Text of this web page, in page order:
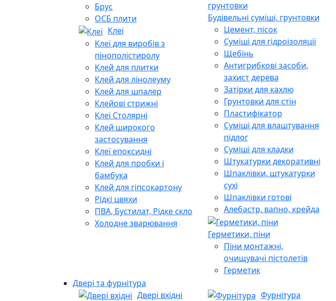
Брус
ОСБ плити
Клеї
Клеї для виробів з
пінополістиролу
Клей для плитки
Клей для лінолеуму
Клей для шпалер
Клейові стрижні
Клеї Столярні
Клей широкого
застосування
Клеї епоксидні
Клей для пробки і
бамбука
Клей для гіпсокартону
Рідкі цвяхи
ПВА, Бустилат, Рідке скло
Холодне зварювання
Будівельні суміші, грунтовки
Цемент, пісок
Суміші для гідроізоляції
Щебінь
Антигрибкові засоби,
захист дерева
Затірки для кахлю
Грунтовки для стін
Пластифікатор
Суміші для влаштування
підлог
Суміші для кладки
Штукатурки декоративні
Шпаклівки, штукатурки
сухі
Шпаклівки готові
Алебастр, вапно, крейда
Герметики, піни
Піни монтажні,
очищувачі пістолетів
Герметик
Двері та фурнітура
Двері вхідні
Фурнітура